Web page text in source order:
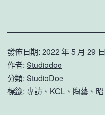
發佈日期: 2022 年 5 月 29 日
作者: Studiodoe
分類: StudioDoe
標籤: 專訪 、 KOL 、 陶藝 、 昭